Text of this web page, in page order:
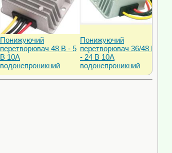
Понижуючий
перетворювач 48 В - 5
В 10А
водонепроникний
Понижуючий
перетворювач 36/48 В
- 24 В 10А
водонепроникний